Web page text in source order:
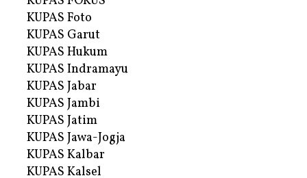
KUPAS Foto
KUPAS Garut
KUPAS Hukum
KUPAS Indramayu
KUPAS Jabar
KUPAS Jambi
KUPAS Jatim
KUPAS Jawa-Jogja
KUPAS Kalbar
KUPAS Kalsel